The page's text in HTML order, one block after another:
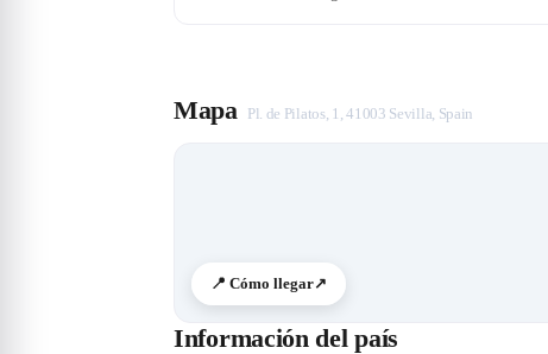
Mapa Pl. de Pilatos, 1, 41003 Sevilla, Spain
📍 Cómo llegar↗
Información del país